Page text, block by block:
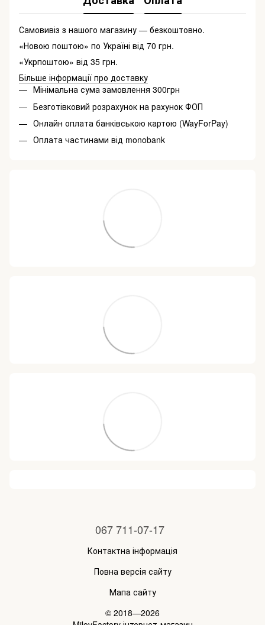
Самовивіз з нашого магазину — безкоштовно.
«Новою поштою» по Україні від 70 грн.
«Укрпоштою» від 35 грн.
Більше інформації про доставку
Мінімальна сума замовлення 300грн
Безготівковий розрахунок на рахунок ФОП
Онлайн оплата банківською картою (WayForPay)
Оплата частинами від monobank
067 711-07-17
Контактна інформація
Повна версія сайту
Мапа сайту
© 2018—2026